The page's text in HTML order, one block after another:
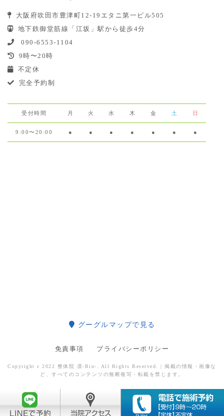
大阪府吹田市豊津町12-19エタニ第一ビル505
地下鉄御堂筋線「江坂」駅から徒歩4分
090-6553-1104
9時〜20時
不定休
完全予約制
受付時間 月 火 水 木 金 土 日
9:00〜20:00 ● ● ● ● ● ● ●
グーグルマップで見る
免責事項 プライバシーポリシー
Copyright c 2022 整体院 凛-Rin-. All Rights Reserved. | 掲載の情報・画像な
ど、すべてのコンテンツの無断複写・転載を禁じます。